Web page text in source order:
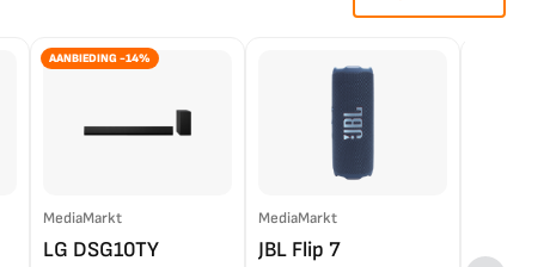
AANBIEDING -14%
MediaMarkt
LG DSG10TY
MediaMarkt
JBL Flip 7
LG